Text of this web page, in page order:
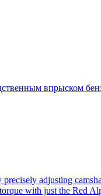
впрыском
adjusting
with just the Red